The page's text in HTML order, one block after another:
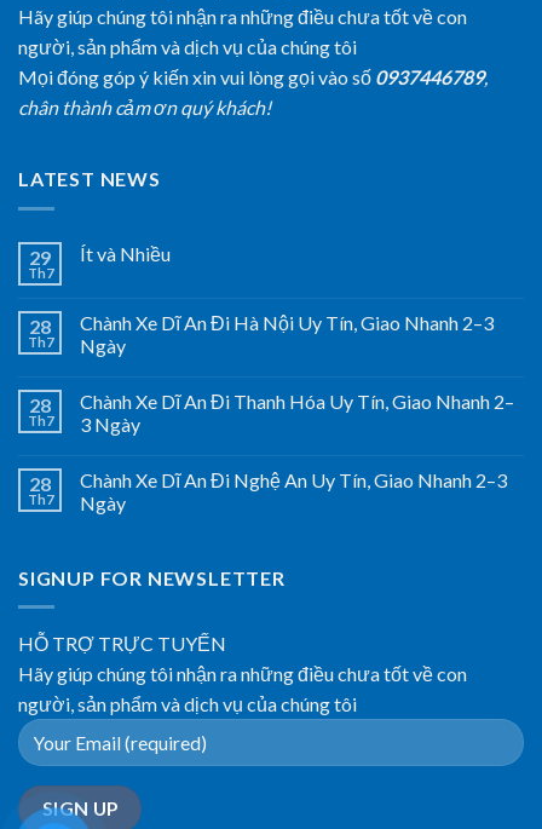
Hãy giúp chúng tôi nhận ra những điều chưa tốt về con
người, sản phẩm và dịch vụ của chúng tôi
Mọi đóng góp ý kiến xin vui lòng gọi vào số 0937446789,
chân thành cảm ơn quý khách!
LATEST NEWS
29
Th7
Ít và Nhiều
28
Th7
Chành Xe Dĩ An Đi Hà Nội Uy Tín, Giao Nhanh 2–3
Ngày
28
Th7
Chành Xe Dĩ An Đi Thanh Hóa Uy Tín, Giao Nhanh 2–
3 Ngày
28
Th7
Chành Xe Dĩ An Đi Nghệ An Uy Tín, Giao Nhanh 2–3
Ngày
SIGNUP FOR NEWSLETTER
HỖ TRỢ TRỰC TUYẾN
Hãy giúp chúng tôi nhận ra những điều chưa tốt về con
người, sản phẩm và dịch vụ của chúng tôi